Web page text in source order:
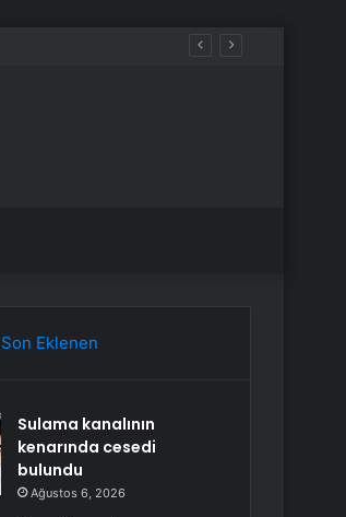
Son Eklenen
Sulama kanalının
kenarında cesedi
bulundu
Ağustos 6, 2026